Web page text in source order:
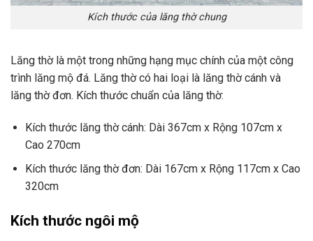
Kích thước của lăng thờ chung
Lăng thờ là một trong những hạng mục chính của một công
trình lăng mộ đá. Lăng thờ có hai loại là lăng thờ cánh và
lăng thờ đơn. Kích thước chuẩn của lăng thờ:
Kích thước lăng thờ cánh: Dài 367cm x Rộng 107cm x
Cao 270cm
Kích thước lăng thờ đơn: Dài 167cm x Rộng 117cm x Cao
320cm
Kích thước ngôi mộ